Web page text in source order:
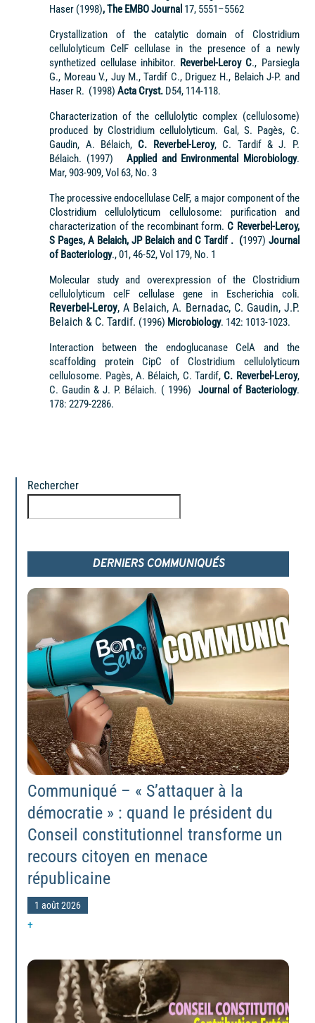
Haser (1998), The EMBO Journal 17, 5551–5562
Crystallization of the catalytic domain of Clostridium
cellulolyticum CelF cellulase in the presence of a newly
synthetized cellulase inhibitor. Reverbel-Leroy C., Parsiegla
G., Moreau V., Juy M., Tardif C., Driguez H., Belaich J-P. and
Haser R. (1998)Acta Cryst. D54, 114-118.
Characterization of the cellulolytic complex (cellulosome)
produced by Clostridium cellulolyticum. Gal, S. Pagès, C.
Gaudin, A. Bélaich, C. Reverbel-Leroy, C. Tardif & J. P.
Bélaich. (1997)Applied and Environmental Microbiology.
Mar, 903-909, Vol 63, No. 3
The processive endocellulase CelF, a major component of the
Clostridium cellulolyticum cellulosome: purification and
characterization of the recombinant form. C Reverbel-Leroy,
S Pages, A Belaich, JP Belaich and C Tardif . (1997) Journal
of Bacteriology., 01, 46-52, Vol 179, No. 1
Molecular study and overexpression of the Clostridium
cellulolyticum celF cellulase gene in Escherichia coli.
Reverbel-Leroy, A Belaich, A. Bernadac, C. Gaudin, J.P.
Belaich & C. Tardif. (1996) Microbiology. 142: 1013-1023.
Interaction between the endoglucanase CelA and the
scaffolding protein CipC of Clostridium cellulolyticum
cellulosome. Pagès, A. Bélaich, C. Tardif, C. Reverbel-Leroy,
C. Gaudin & J. P. Bélaich. ( 1996) Journal of Bacteriology.
178: 2279-2286.
Rechercher
DERNIERS COMMUNIQUÉS
Communiqué – « S’attaquer à la
démocratie » : quand le président du
Conseil constitutionnel transforme un
recours citoyen en menace
républicaine
1 août 2026
+